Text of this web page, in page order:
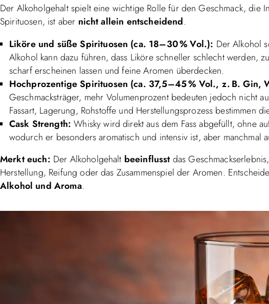
Der Alkoholgehalt spielt eine wichtige Rolle für den Geschmack, die
Spirituosen, ist aber nicht allein entscheidend.
Liköre und süße Spirituosen (ca. 18–30 % Vol.): Der Alkohol
Alkohol kann dazu führen, dass Liköre schneller schlecht werden,
scharf erscheinen lassen und feine Aromen überdecken.
Hochprozentige Spirituosen (ca. 37,5–45 % Vol., z. B. Gin,
Geschmacksträger, mehr Volumenprozent bedeuten jedoch nicht
Fassart, Lagerung, Rohstoffe und Herstellungsprozess bestimmen
Cask Strength: Whisky wird direkt aus dem Fass abgefüllt, ohne
wodurch er besonders aromatisch und intensiv ist, aber manchmal
Merkt euch: Der Alkoholgehalt beeinflusstdas Geschmackserlebnis,
Herstellung, Reifung oder das Zusammenspiel der Aromen.
Alkohol und Aroma.